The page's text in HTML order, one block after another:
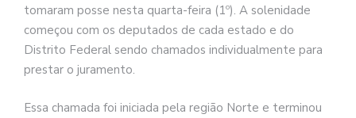
tomaram posse nesta quarta-feira (1º). A solenidade
começou com os deputados de cada estado e do
Distrito Federal sendo chamados individualmente para
prestar o juramento.
Essa chamada foi iniciada pela região Norte e terminou